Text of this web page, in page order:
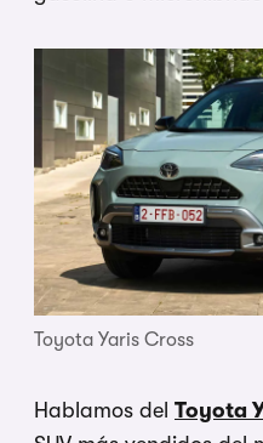
Toyota Yaris Cross
Hablamos del Toyota